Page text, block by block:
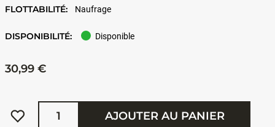
FLOTTABILITÉ: Naufrage
DISPONIBILITÉ: Disponible
30,99 €
Quantité
AJOUTER AU PANIER